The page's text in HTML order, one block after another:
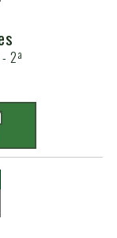
2ª